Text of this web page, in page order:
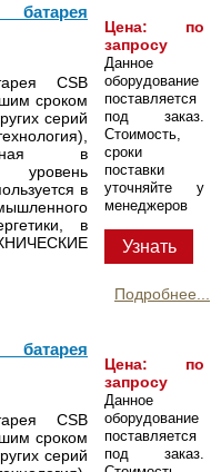
Цена: по
запросу
Данное
оборудование
поставляется
под заказ.
Стоимость,
сроки
поставки
уточняйте у
менеджеров
Узнать
батарея
CSB
сроком
серий
в
уровень
в
в
Подробнее...
Цена: по
запросу
Данное
оборудование
поставляется
под заказ.
батарея
CSB
сроком
серий